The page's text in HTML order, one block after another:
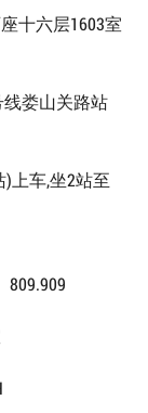
十六层1603室
线娄山关路站
上车,坐2站至
809.909